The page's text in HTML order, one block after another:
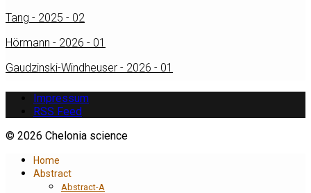
Tang - 2025 - 02
Hörmann - 2026 - 01
Gaudzinski-Windheuser - 2026 - 01
Impressum
RSS Feed
© 2026 Chelonia science
Home
Abstract
Abstract-A